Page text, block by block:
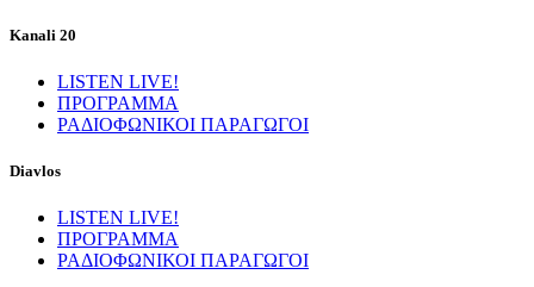
Kanali 20
LISTEN LIVE!
ΠΡΟΓΡΑΜΜΑ
ΡΑΔΙΟΦΩΝΙΚΟΙ ΠΑΡΑΓΩΓΟΙ
Diavlos
LISTEN LIVE!
ΠΡΟΓΡΑΜΜΑ
ΡΑΔΙΟΦΩΝΙΚΟΙ ΠΑΡΑΓΩΓΟΙ